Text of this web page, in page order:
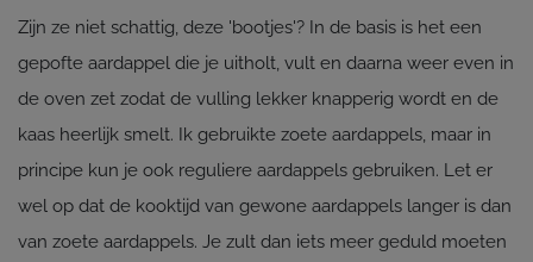
Zijn ze niet schattig, deze 'bootjes'? In de basis is het een
gepofte aardappel die je uitholt, vult en daarna weer even in
de oven zet zodat de vulling lekker knapperig wordt en de
kaas heerlijk smelt. Ik gebruikte zoete aardappels, maar in
principe kun je ook reguliere aardappels gebruiken. Let er
wel op dat de kooktijd van gewone aardappels langer is dan
van zoete aardappels. Je zult dan iets meer geduld moeten